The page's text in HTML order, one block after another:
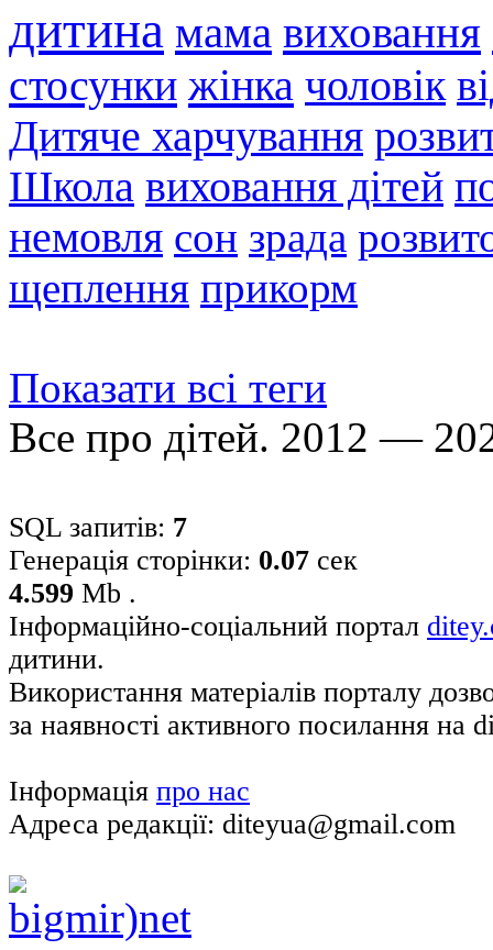
дитина мама виховання
стосунки жінка чоловік
Дитяче харчування
Школа виховання дітей
немовля сон зрада
щеплення прикорм
Показати всі теги
Все про дітей. 2012 —
SQL запитів: 7
Генерація сторінки: 0.07 сек
4.599 Mb .
Інформаційно-соціальний портал
дитини.
Використання матеріалів порталу
за наявності активного посилання на
Інформація про нас
Адреса редакції: diteyua@gmail.com